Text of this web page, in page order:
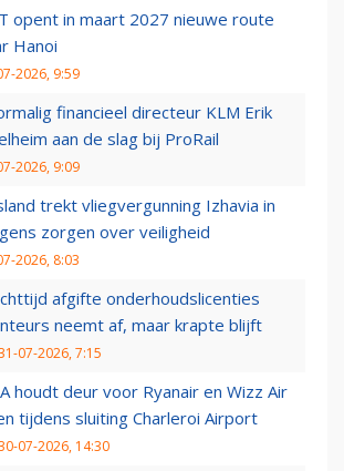
opent in maart 2027 nieuwe route
Hanoi
2026, 9:59
financieel directeur KLM Erik
aan de slag bij ProRail
2026, 9:09
trekt vliegvergunning Izhavia in
zorgen over veiligheid
2026, 8:03
afgifte onderhoudslicenties
neemt af, maar krapte blijft
07-2026, 7:15
houdt deur voor Ryanair en Wizz Air
tijdens sluiting Charleroi Airport
07-2026, 14:30